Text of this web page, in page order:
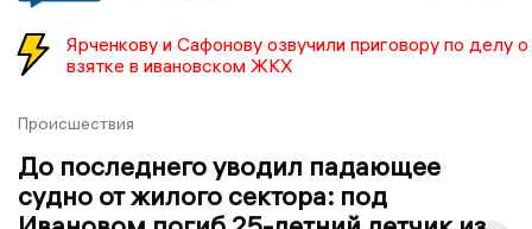
Ярченкову и Сафонову озвучили приговору по делу о
взятке в ивановском ЖКХ
Происшествия
До последнего уводил падающее
судно от жилого сектора: под